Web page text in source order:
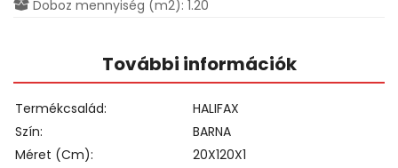
Doboz mennyiség (m2): 1.20
További információk
Termékcsalád
HALIFAX
Szín
BARNA
Méret (cm)
20X120X1